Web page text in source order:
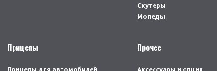
Скутеры
Мопеды
Прицепы
Прицепы для автомобилей
Прочее
Аксессуары и опции